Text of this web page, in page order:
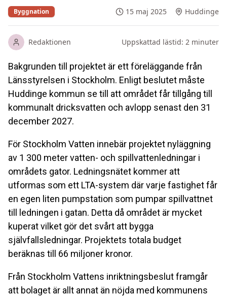
Byggnation 15 maj 2025 Huddinge
Redaktionen Uppskattad lästid: 2 minuter
Bakgrunden till projektet är ett föreläggande från
Länsstyrelsen i Stockholm. Enligt beslutet måste
Huddinge kommun se till att området får tillgång till
kommunalt dricksvatten och avlopp senast den 31
december 2027.
För Stockholm Vatten innebär projektet nyläggning
av 1 300 meter vatten- och spillvattenledningar i
områdets gator. Ledningsnätet kommer att
utformas som ett LTA-system där varje fastighet får
en egen liten pumpstation som pumpar spillvattnet
till ledningen i gatan. Detta då området är mycket
kuperat vilket gör det svårt att bygga
självfallsledningar. Projektets totala budget
beräknas till 66 miljoner kronor.
Från Stockholm Vattens inriktningsbeslut framgår
att bolaget är allt annat än nöjda med kommunens